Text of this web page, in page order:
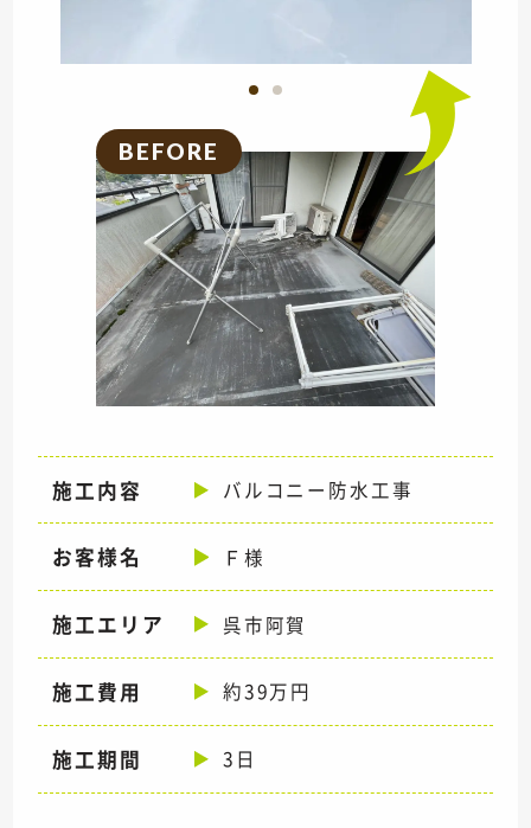
施工内容 バルコニー防水工事
お客様名 Ｆ様
施工エリア 呉市阿賀
施工費用 約39万円
施工期間 3日